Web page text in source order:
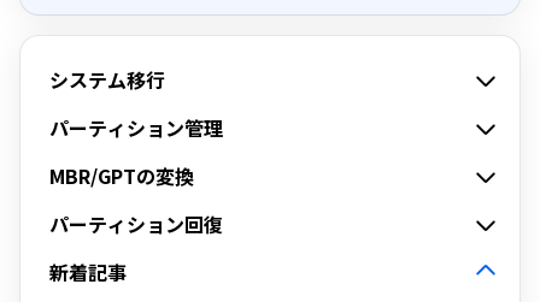
システム移行
パーティション管理
MBR/GPTの変換
パーティション回復
新着記事